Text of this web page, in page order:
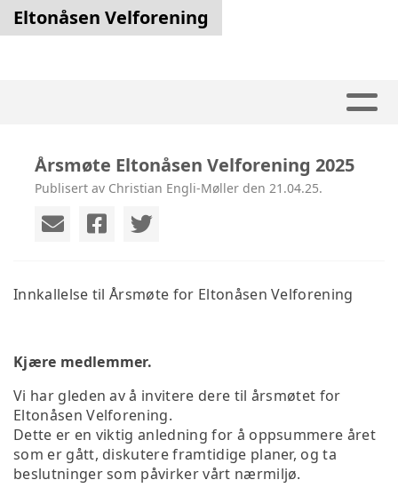
Eltonåsen Velforening
Årsmøte Eltonåsen Velforening 2025
Publisert av Christian Engli-Møller den 21.04.25.
Innkallelse til Årsmøte for Eltonåsen Velforening
Kjære medlemmer.
Vi har gleden av å invitere dere til årsmøtet for
Eltonåsen Velforening.
Dette er en viktig anledning for å oppsummere året
som er gått, diskutere framtidige planer, og ta
beslutninger som påvirker vårt nærmiljø.